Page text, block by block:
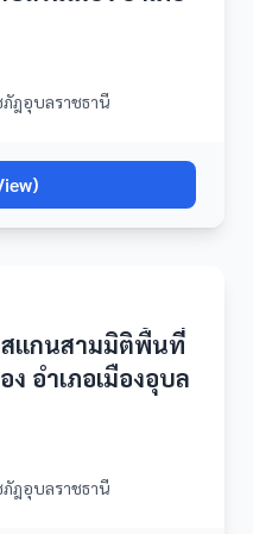
ฎอุบลราชธานี
สแกนสามมิติพื้นที่
อำเภอเมืองอุบล
ฎอุบลราชธานี